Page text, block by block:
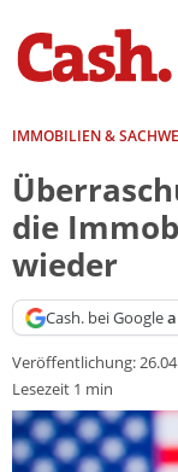
IMMOBILIEN &
die
wieder
Cash. bei Google
Veröffentlichung:
Lesezeit 1 min